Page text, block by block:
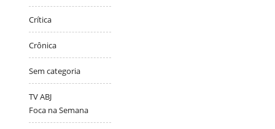
Crítica
Crônica
Sem categoria
TV ABJ
Foca na Semana